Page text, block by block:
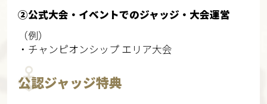
②公式大会・イベントでのジャッジ・大会運営
（例）
・チャンピオンシップ エリア大会
公認ジャッジ特典